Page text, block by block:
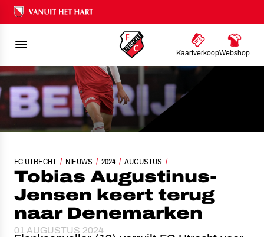
Ons nalatenschap
KaartverkoopWebshop
FC UTRECHT NIEUWS 2024 AUGUSTUS
TOBIAS AUGUSTINUS-JENSEN KEERT TERUG NAAR
Tobias Augustinus-
Jensen keert terug
naar Denemarken
01 AUGUSTUS 2024